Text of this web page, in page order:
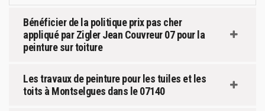
Bénéficier de la politique prix pas cher
appliqué par Zigler Jean Couvreur 07 pour la
peinture sur toiture
Les travaux de peinture pour les tuiles et les
toits à Montselgues dans le 07140